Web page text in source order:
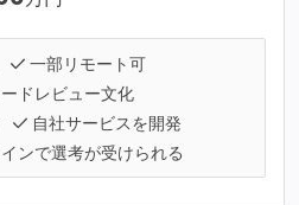
一部リモート可
ドレビュー文化
自社サービスを開発
ンで選考が受けられる